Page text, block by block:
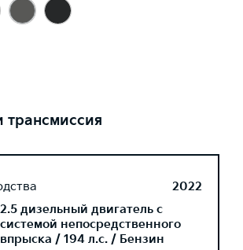
трансмиссия
2022
2.5 дизельный двигатель с
системой непосредственного
впрыска / 194 л.с. / Бензин